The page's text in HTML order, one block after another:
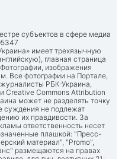
субъектов в сфере медиа
имеет трехязычную
главная страница
изображения
Все фотографии на Портале,
РБК-Украина,
Creative Commons Attribution
может не разделять точку
суждения не подлежат
их правдивости. За
ответственность несет
плашкой: "Пресс-
материал", "Promo",
размещаются на правах